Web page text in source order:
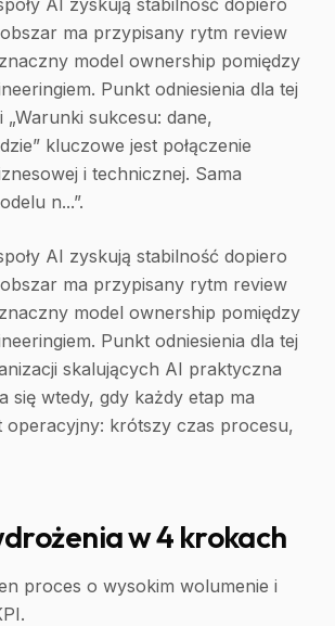
AI zyskują stabilność dopiero
ma przypisany rytm review
model ownership pomiędzy
Punkt odniesienia dla tej
„Warunki sukcesu: dane,
kluczowe jest połączenie
i technicznej. Sama
n...”.
AI zyskują stabilność dopiero
ma przypisany rytm review
model ownership pomiędzy
Punkt odniesienia dla tej
skalujących AI praktyczna
się wtedy, gdy każdy etap ma
operacyjny: krótszy czas procesu,
w 4 krokach
proces o wysokim wolumenie i